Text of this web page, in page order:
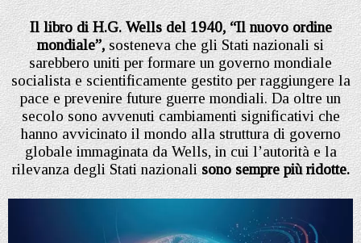
Il libro di H.G. Wells del 1940, “Il nuovo ordine
mondiale”, sosteneva che gli Stati nazionali si
sarebbero uniti per formare un governo mondiale
socialista e scientificamente gestito per raggiungere la
pace e prevenire future guerre mondiali. Da oltre un
secolo sono avvenuti cambiamenti significativi che
hanno avvicinato il mondo alla struttura di governo
globale immaginata da Wells, in cui l’autorità e la
rilevanza degli Stati nazionalisono sempre più ridotte.